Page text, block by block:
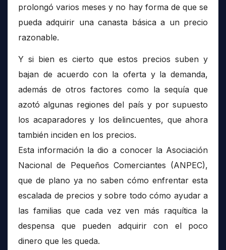
prolongó varios meses y no hay forma de que se
pueda adquirir una canasta básica a un precio
razonable.
Y si bien es cierto que estos precios suben y
bajan de acuerdo con la oferta y la demanda,
además de otros factores como la sequía que
azotó algunas regiones del país y por supuesto
los acaparadores y los delincuentes, que ahora
también inciden en los precios.
Esta información la dio a conocer la Asociación
Nacional de Pequeños Comerciantes (ANPEC),
que de plano ya no saben cómo enfrentar esta
escalada de precios y sobre todo cómo ayudar a
las familias que cada vez ven más raquítica la
despensa que pueden adquirir con el poco
dinero que les queda.